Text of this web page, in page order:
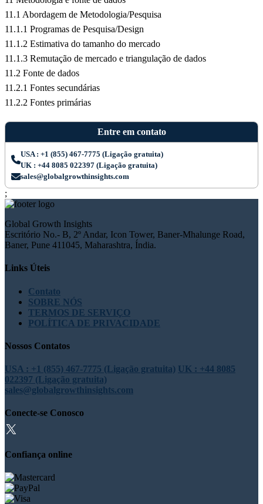
11.1 Abordagem de Metodologia/Pesquisa
11.1.1 Programas de Pesquisa/Design
11.1.2 Estimativa do tamanho do mercado
11.1.3 Remutação de mercado e triangulação de dados
11.2 Fonte de dados
11.2.1 Fontes secundárias
11.2.2 Fontes primárias
Entre em contato
USA : +1 (855) 467-7775 (Ligação gratuita)
UK : +44 8085 022397 (Ligação gratuita)
sales@globalgrowthinsights.com
;
Global Growth Insights
Escritório No.- B, 2º Andar, Icon Tower, Baner-Mhalunge Road,
Baner, Pune 411045, Maharashtra, Índia.
Links Úteis
Contato
SOBRE NÓS
TERMOS DE SERVIÇO
POLÍTICA DE PRIVACIDADE
Nossos Contatos
USA : +1 (855) 467-7775 (Ligação gratuita) UK : +44 8085
022397 (Ligação gratuita)
sales@globalgrowthinsights.com
Conecte-se Conosco
Confiança online